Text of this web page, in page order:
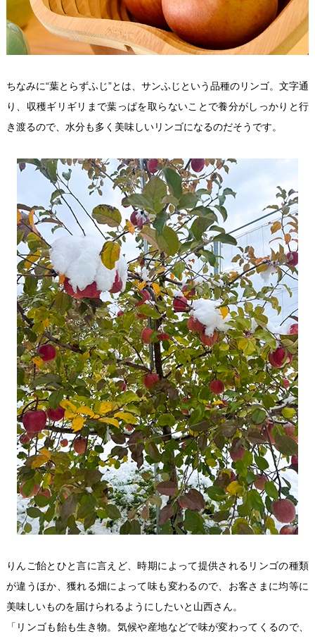
ちなみに“葉とらずふじ”とは、サンふじという品種のリンゴ。文字通
り、収穫ギリギリまで葉っぱを取らないことで養分がしっかりと行
き渡るので、水分も多く美味しいリンゴになるのだそうです。
りんご飴とひと言に言えど、時期によって提供されるリンゴの種類
が違うほか、獲れる畑によって味も変わるので、お客さまに均等に
美味しいものを届けられるようにしたいと山西さん。
「リンゴも飴も生き物。気候や産地などで味が変わってくるので、